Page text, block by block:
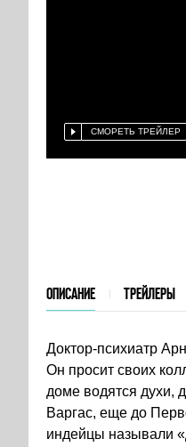
СМОРЕТЬ ТРЕЙЛЕР
ОПИСАНИЕ ТРЕЙЛЕРЫ
Доктор-психиатр
Он просит своих
доме водятся духи,
Варгас, еще до
индейцы называли